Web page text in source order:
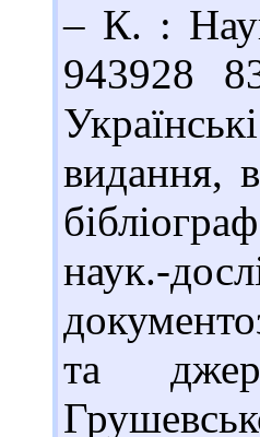
– К. :
943928
видання,
наук.-
та